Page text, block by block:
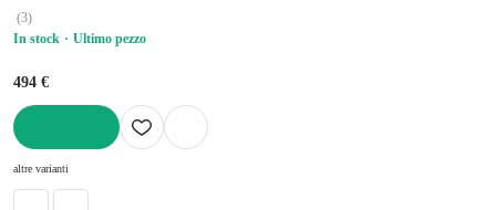
(3)
In stock
Ultimo pezzo
494 €
altre varianti